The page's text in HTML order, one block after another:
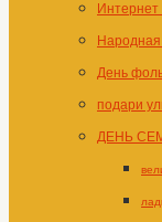
Народная
День
подари
ДЕНЬ